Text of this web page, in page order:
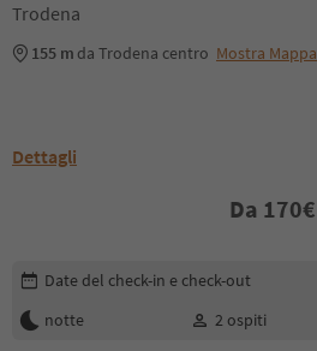
Trodena
155 m da Trodena centro Mostra Mappa
Dettagli
Da 170€
Modifica i dettagli della prenotazione
Date del check-in e check-out
notte
2 ospiti